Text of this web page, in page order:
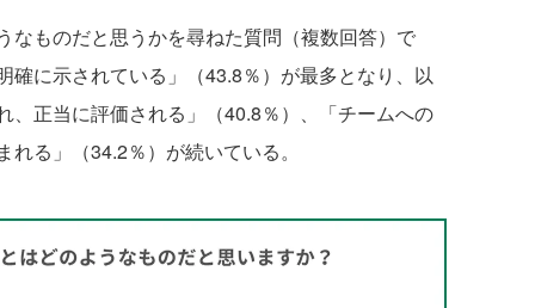
ものだと思うかを尋ねた質問（複数回答）で
確に示されている」（43.8％）が最多となり、以
、正当に評価される」（40.8％）、「チームへの
る」（34.2％）が続いている。